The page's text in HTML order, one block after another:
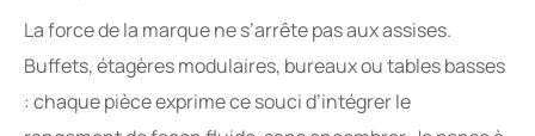
La force de la marque ne s’arrête pas aux assises.
Buffets, étagères modulaires, bureaux ou tables basses
: chaque pièce exprime ce souci d’intégrer le